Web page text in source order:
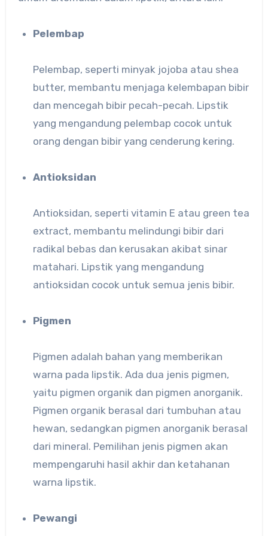
Pelembap
Pelembap, seperti minyak jojoba atau shea
butter, membantu menjaga kelembapan bibir
dan mencegah bibir pecah-pecah. Lipstik
yang mengandung pelembap cocok untuk
orang dengan bibir yang cenderung kering.
Antioksidan
Antioksidan, seperti vitamin E atau green tea
extract, membantu melindungi bibir dari
radikal bebas dan kerusakan akibat sinar
matahari. Lipstik yang mengandung
antioksidan cocok untuk semua jenis bibir.
Pigmen
Pigmen adalah bahan yang memberikan
warna pada lipstik. Ada dua jenis pigmen,
yaitu pigmen organik dan pigmen anorganik.
Pigmen organik berasal dari tumbuhan atau
hewan, sedangkan pigmen anorganik berasal
dari mineral. Pemilihan jenis pigmen akan
mempengaruhi hasil akhir dan ketahanan
warna lipstik.
Pewangi